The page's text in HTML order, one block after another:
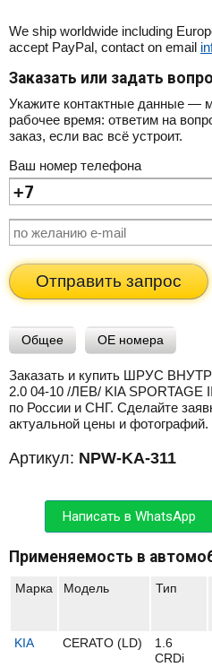
We ship worldwide including
accept PayPal, contact on email
Заказать или задать
Укажите контактные данные —
рабочее время: ответим на
заказ, если вас всё устроит.
Ваш номер телефона
Отправить запрос
Общее OE номера
Заказать и купить ШРУС
2.0 04-10 /ЛЕВ/ KIA SPORTAGE
по России и СНГ. Сделайте
актуальной цены и фотографий.
Артикул: NPW-KA-311
Написать в WhatsApp
Применяемость в
Марка Модель Тип
KIA CERATO (LD)
1.6
CRDi